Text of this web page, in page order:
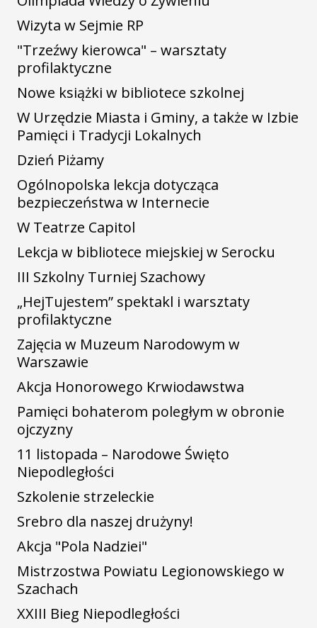
Wizyta w Sejmie RP
"Trzeźwy kierowca" – warsztaty
profilaktyczne
Nowe książki w bibliotece szkolnej
W Urzędzie Miasta i Gminy, a także w Izbie
Pamięci i Tradycji Lokalnych
Dzień Piżamy
Ogólnopolska lekcja dotycząca
bezpieczeństwa w Internecie
W Teatrze Capitol
Lekcja w bibliotece miejskiej w Serocku
III Szkolny Turniej Szachowy
„HejTujestem” spektakl i warsztaty
profilaktyczne
Zajęcia w Muzeum Narodowym w
Warszawie
Akcja Honorowego Krwiodawstwa
Pamięci bohaterom poległym w obronie
ojczyzny
11 listopada – Narodowe Święto
Niepodległości
Szkolenie strzeleckie
Srebro dla naszej drużyny!
Akcja "Pola Nadziei"
Mistrzostwa Powiatu Legionowskiego w
Szachach
XXIII Bieg Niepodległości